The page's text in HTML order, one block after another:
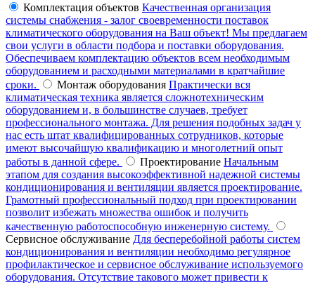
Комплектация объектов Качественная организация
системы снабжения - залог своевременности поставок
климатического оборудования на Ваш объект! Мы предлагаем
свои услуги в области подбора и поставки оборудования.
Обеспечиваем комплектацию объектов всем необходимым
оборудованием и расходными материалами в кратчайшие
сроки.
Монтаж оборудования Практически вся
климатическая техника является сложнотехническим
оборудованием и, в большинстве случаев, требует
профессионального монтажа. Для решения подобных задач у
нас есть штат квалифицированных сотрудников, которые
имеют высочайшую квалификацию и многолетний опыт
работы в данной сфере.
Проектирование Начальным
этапом для создания высокоэффективной надежной системы
кондиционирования и вентиляции является проектирование.
Грамотный профессиональный подход при проектировании
позволит избежать множества ошибок и получить
качественную работоспособную инженерную систему.
Сервисное обслуживание Для бесперебойной работы систем
кондиционирования и вентиляции необходимо регулярное
профилактическое и сервисное обслуживание используемого
оборудования. Отсутствие такового может привести к